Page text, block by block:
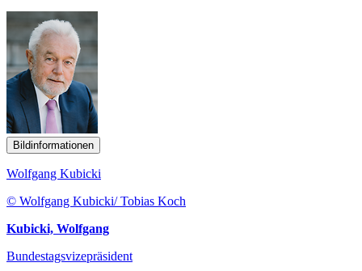
Bildinformationen
Wolfgang Kubicki
© Wolfgang Kubicki/ Tobias Koch
Kubicki, Wolfgang
Bundestagsvizepräsident